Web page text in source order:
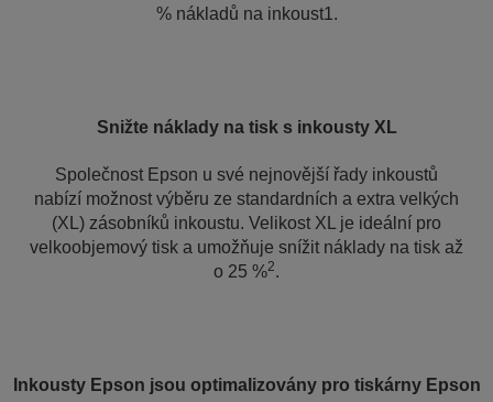
% nákladů na inkoust1.
Snižte náklady na tisk s inkousty XL
Společnost Epson u své nejnovější řady inkoustů
nabízí možnost výběru ze standardních a extra velkých
(XL) zásobníků inkoustu. Velikost XL je ideální pro
velkoobjemový tisk a umožňuje snížit náklady na tisk až
o 25 %2.
Inkousty Epson jsou optimalizovány pro tiskárny Epson